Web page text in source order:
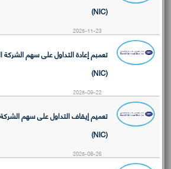
(NIC)
2025-11-23
تعمبم إعادة التداول على سهم الشركة
(NIC)
2025-09-22
تعميم إيقاف التداول على سهم الشركة
(NIC)
2025-08-26